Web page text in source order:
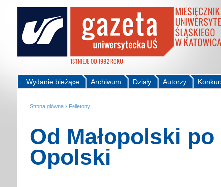
Autorzy
Działy
Archiwum
Wydanie bieżące
Strona główna › Felietony
Od Małopolski
Opolski